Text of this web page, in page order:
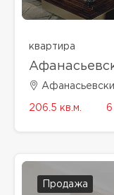
квартира
206.5 кв.м. 6
Продажа